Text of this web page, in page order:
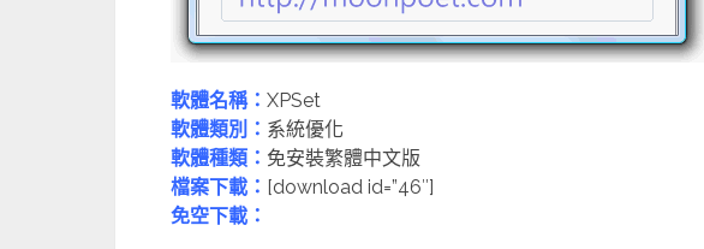
軟體名稱： XPSet
軟體類別： 系統優化
軟體種類： 免安裝繁體中文版
檔案下載： [download id=”46″]
免空下載：